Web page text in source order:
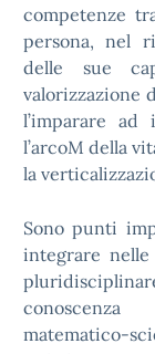
competenze
persona, nel
delle sue
valorizzazione
l’imparare ad
l’arcoM della
la
Sono punti
integrare
conoscenza